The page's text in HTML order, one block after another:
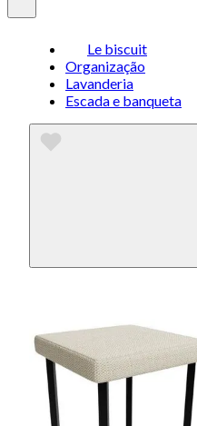
Le biscuit
Organização
Lavanderia
Escada e banqueta